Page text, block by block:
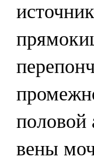
половой
вены